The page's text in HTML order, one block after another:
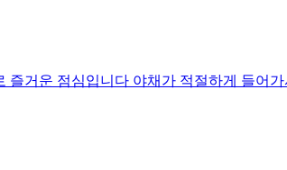
즐거운 점심입니다 야채가 적절하게 들어